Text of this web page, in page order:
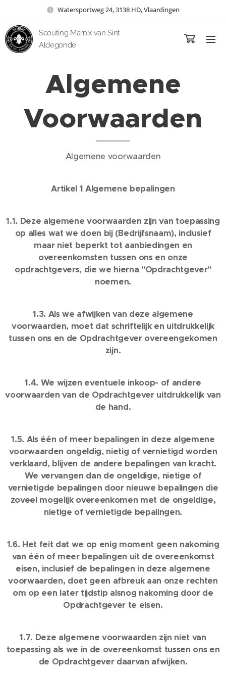
Watersportweg 24, 3138 HD, Vlaardingen
Scouting Marnix van Sint
Aldegonde
Algemene
Voorwaarden
Algemene voorwaarden
Artikel 1 Algemene bepalingen
1.1. Deze algemene voorwaarden zijn van toepassing
op alles wat we doen bij (Bedrijfsnaam), inclusief
maar niet beperkt tot aanbiedingen en
overeenkomsten tussen ons en onze
opdrachtgevers, die we hierna "Opdrachtgever"
noemen.
1.3. Als we afwijken van deze algemene
voorwaarden, moet dat schriftelijk en uitdrukkelijk
tussen ons en de Opdrachtgever overeengekomen
zijn.
1.4. We wijzen eventuele inkoop- of andere
voorwaarden van de Opdrachtgever uitdrukkelijk van
de hand.
1.5. Als één of meer bepalingen in deze algemene
voorwaarden ongeldig, nietig of vernietigd worden
verklaard, blijven de andere bepalingen van kracht.
We vervangen dan de ongeldige, nietige of
vernietigde bepalingen door nieuwe bepalingen die
zoveel mogelijk overeenkomen met de ongeldige,
nietige of vernietigde bepalingen.
1.6. Het feit dat we op enig moment geen nakoming
van één of meer bepalingen uit de overeenkomst
eisen, inclusief de bepalingen in deze algemene
voorwaarden, doet geen afbreuk aan onze rechten
om op een later tijdstip alsnog nakoming door de
Opdrachtgever te eisen.
1.7. Deze algemene voorwaarden zijn niet van
toepassing als we in de overeenkomst tussen ons en
de Opdrachtgever daarvan afwijken.